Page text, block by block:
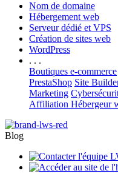
Nom de domaine
Hébergement web
Serveur dédié et VPS
Création de sites web
WordPress
. . .
Boutiques e-commerce
PrestaShop Site
Marketing
Affiliation Hébergeur
Blog